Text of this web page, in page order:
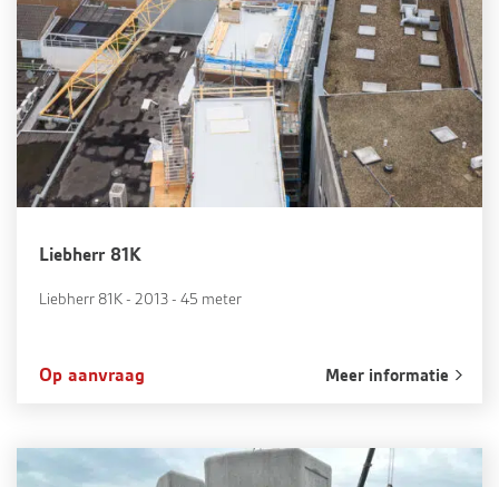
Liebherr 81K
Liebherr 81K - 2013 - 45 meter
Op aanvraag Meer informatie